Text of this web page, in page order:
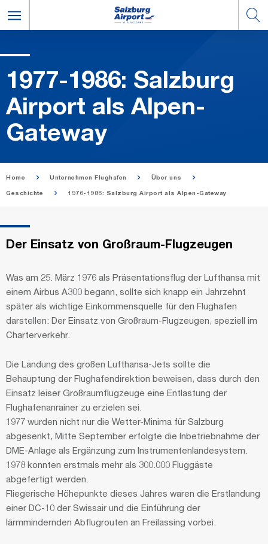
1977-1986: Salz­burg
Air­port als Al­pen-
Gate­way
Home Unternehmen Flughafen Über uns
Geschichte 1976-1986: Salzburg Airport als Alpen-Gateway
Der Einsatz von Großraum-Flugzeugen
Was am 25. März 1976 als Präsentationsflug der Lufthansa mit
einem Airbus A300 begann, sollte sich knapp ein Jahrzehnt
später als wichtige Einkommensquelle für den Flughafen
darstellen: Der Einsatz von Großraum-Flugzeugen, speziell im
Charterverkehr.
Die Landung des großen Lufthansa-Jets sollte die
Behauptung der Flughafendirektion beweisen, dass durch den
Einsatz leiser Großraumflugzeuge eine Entlastung der
Flughafenanrainer zu erzielen sei.
1977 wurden nicht nur die Wetter-Minima für Salzburg
abgesenkt, Mitte September erfolgte die Inbetriebnahme der
DME-Anlage als Ergänzung zum Instrumentenlandesystem.
1978 konnten erstmals mehr als 300.000 Fluggäste
abgefertigt werden.
Fliegerische Höhepunkte dieses Jahres waren die Erstlandung
einer DC-10 der Swissair und die Einführung der
lärmmindernden Abflugrouten an Freilassing vorbei.